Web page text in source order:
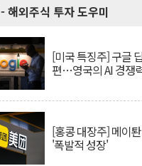
- 해외주식 투자 도우미
[미국 특징주] 구글
편…영국의 AI 경쟁
[홍콩 대장주] 메이
'폭발적 성장'